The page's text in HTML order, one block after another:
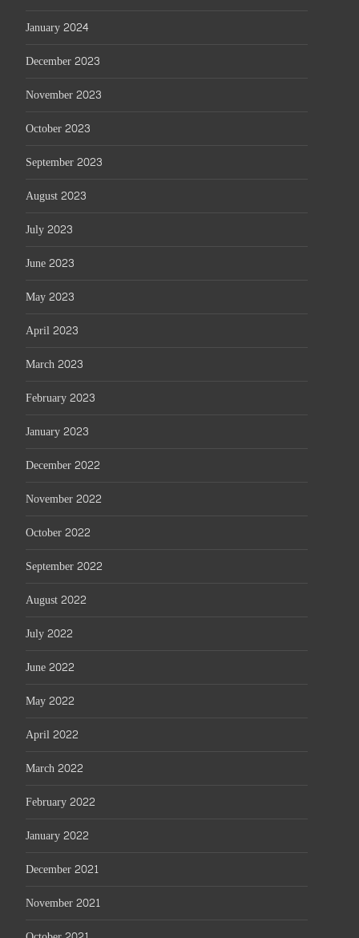
January 2024
December 2023
November 2023
October 2023
September 2023
August 2023
July 2023
June 2023
May 2023
April 2023
March 2023
February 2023
January 2023
December 2022
November 2022
October 2022
September 2022
August 2022
July 2022
June 2022
May 2022
April 2022
March 2022
February 2022
January 2022
December 2021
November 2021